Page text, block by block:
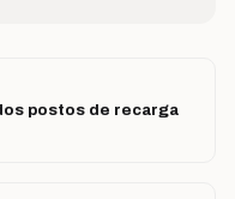
postos de recarga